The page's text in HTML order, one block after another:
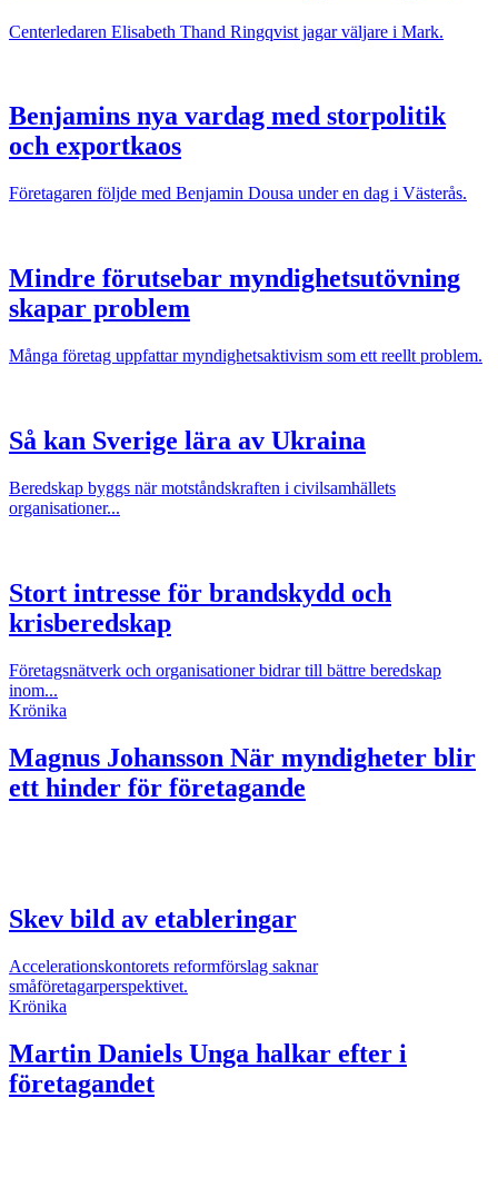
Centerledaren Elisabeth Thand Ringqvist jagar väljare i Mark.
Benjamins nya vardag med storpolitik
och exportkaos
Företagaren följde med Benjamin Dousa under en dag i Västerås.
Mindre förutsebar myndighetsutövning
skapar problem
Många företag uppfattar myndighetsaktivism som ett reellt problem.
Så kan Sverige lära av Ukraina
Beredskap byggs när motståndskraften i civilsamhällets
organisationer...
Stort intresse för brandskydd och
krisberedskap
Företagsnätverk och organisationer bidrar till bättre beredskap
inom...
Krönika
Magnus Johansson När myndigheter blir
ett hinder för företagande
Skev bild av etableringar
Accelerationskontorets reformförslag saknar
småföretagarperspektivet.
Krönika
Martin Daniels Unga halkar efter i
företagandet